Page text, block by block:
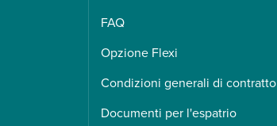
FAQ
Opzione Flexi
Condizioni generali di contratto
Documenti per l'espatrio